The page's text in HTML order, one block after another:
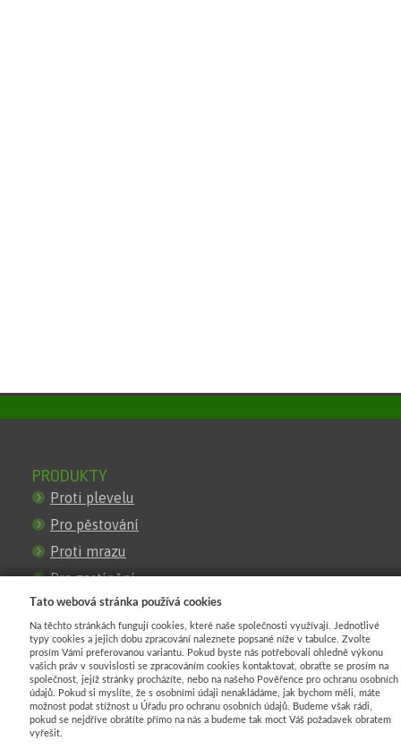
PRODUKTY
Proti plevelu
Pro pěstování
Proti mrazu
Pro zastínění
Pro stavby
Proti erozi
Pro oploceni
Obrubniky
KATALOG
Tato webová stránka používá cookies
Na těchto stránkách fungují cookies, které naše společnosti využívají. Jednotlivé
typy cookies a jejich dobu zpracování naleznete popsané níže v tabulce. Zvolte
prosím Vámi preferovanou variantu. Pokud byste nás potřebovali ohledně výkonu
vašich práv v souvislosti se zpracováním cookies kontaktovat, obraťte se prosím na
společnost, jejíž stránky procházíte, nebo na našeho Pověřence pro ochranu osobních
údajů. Pokud si myslíte, že s osobními údaji nenakládáme, jak bychom měli, máte
možnost podat stížnost u Úřadu pro ochranu osobních údajů. Budeme však rádi,
pokud se nejdříve obrátíte přímo na nás a budeme tak moct Váš požadavek obratem
vyřešit.